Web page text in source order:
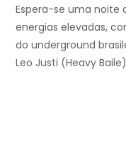
Espera-se uma noite
energias elevadas,
do underground
Leo Justi (Heavy